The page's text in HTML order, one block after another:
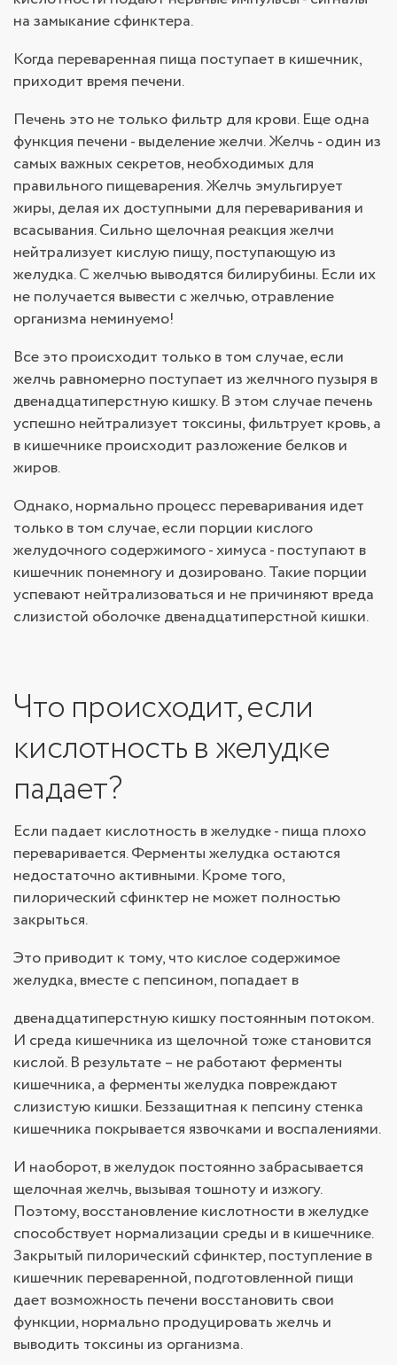
на замыкание сфинктера.
Когда переваренная пища поступает в кишечник,
приходит время печени.
Печень это не только фильтр для крови. Еще одна
функция печени - выделение желчи. Желчь - один из
самых важных секретов, необходимых для
правильного пищеварения. Желчь эмульгирует
жиры, делая их доступными для переваривания и
всасывания. Сильно щелочная реакция желчи
нейтрализует кислую пищу, поступающую из
желудка. С желчью выводятся билирубины. Если их
не получается вывести с желчью, отравление
организма неминуемо!
Все это происходит только в том случае, если
желчь равномерно поступает из желчного пузыря в
двенадцатиперстную кишку. В этом случае печень
успешно нейтрализует токсины, фильтрует кровь, а
в кишечнике происходит разложение белков и
жиров.
Однако, нормально процесс переваривания идет
только в том случае, если порции кислого
желудочного содержимого - химуса - поступают в
кишечник понемногу и дозировано. Такие порции
успевают нейтрализоваться и не причиняют вреда
слизистой оболочке двенадцатиперстной кишки.
Что происходит, если
кислотность в желудке
падает?
Если падает кислотность в желудке - пища плохо
переваривается. Ферменты желудка остаются
недостаточно активными. Кроме того,
пилорический сфинктер не может полностью
закрыться.
Это приводит к тому, что кислое содержимое
желудка, вместе с пепсином, попадает в
двенадцатиперстную кишку постоянным потоком.
И среда кишечника из щелочной тоже становится
кислой. В результате – не работают ферменты
кишечника, а ферменты желудка повреждают
слизистую кишки. Беззащитная к пепсину стенка
кишечника покрывается язвочками и воспалениями.
И наоборот, в желудок постоянно забрасывается
щелочная желчь, вызывая тошноту и изжогу.
Поэтому, восстановление кислотности в желудке
способствует нормализации среды и в кишечнике.
Закрытый пилорический сфинктер, поступление в
кишечник переваренной, подготовленной пищи
дает возможность печени восстановить свои
функции, нормально продуцировать желчь и
выводить токсины из организма.